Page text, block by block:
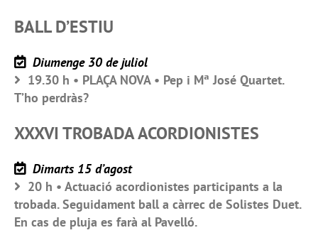
BALL D’ESTIU
Diumenge 30 de juliol
19.30 h • PLAÇA NOVA • Pep i Mª José Quartet.
T’ho perdràs?
XXXVI TROBADA ACORDIONISTES
Dimarts 15 d’agost
20 h • Actuació acordionistes participants a la
trobada. Seguidament ball a càrrec de Solistes Duet.
En cas de pluja es farà al Pavelló.